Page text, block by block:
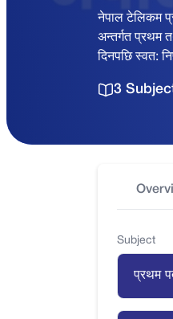
नेपाल टेलिकम
अन्तर्गत प्रथम
दिनपछि स्वत:
3
Subject
प्रथम